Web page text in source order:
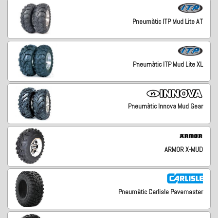
Pneumàtic ITP Mud Lite AT
Pneumàtic ITP Mud Lite XL
Pneumàtic Innova Mud Gear
ARMOR X-MUD
Pneumàtic Carlisle Pavemaster